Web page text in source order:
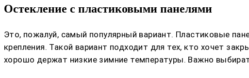
Остекление с пластиковыми панелями
Это, пожалуй, самый популярный вариант. Пластиковые
крепления. Такой вариант подходит для тех, кто хочет
хорошо держат низкие зимние температуры. Важно